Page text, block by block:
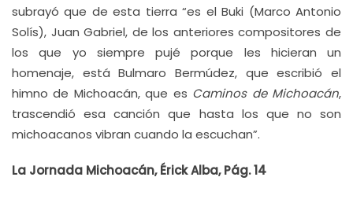
subrayó que de esta tierra “es el Buki (Marco Antonio
Solís), Juan Gabriel, de los anteriores compositores de
los que yo siempre pujé porque les hicieran un
homenaje, está Bulmaro Bermúdez, que escribió el
himno de Michoacán, que es Caminos de Michoacán,
trascendió esa canción que hasta los que no son
michoacanos vibran cuando la escuchan”.
La Jornada Michoacán, Érick Alba, Pág. 14